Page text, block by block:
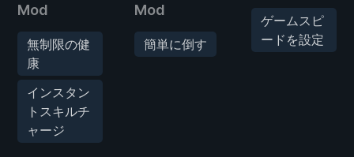
Mod
無制限の健
康
インスタン
トスキルチ
ャージ
Mod
簡単に倒す
ゲームスピ
ードを設定